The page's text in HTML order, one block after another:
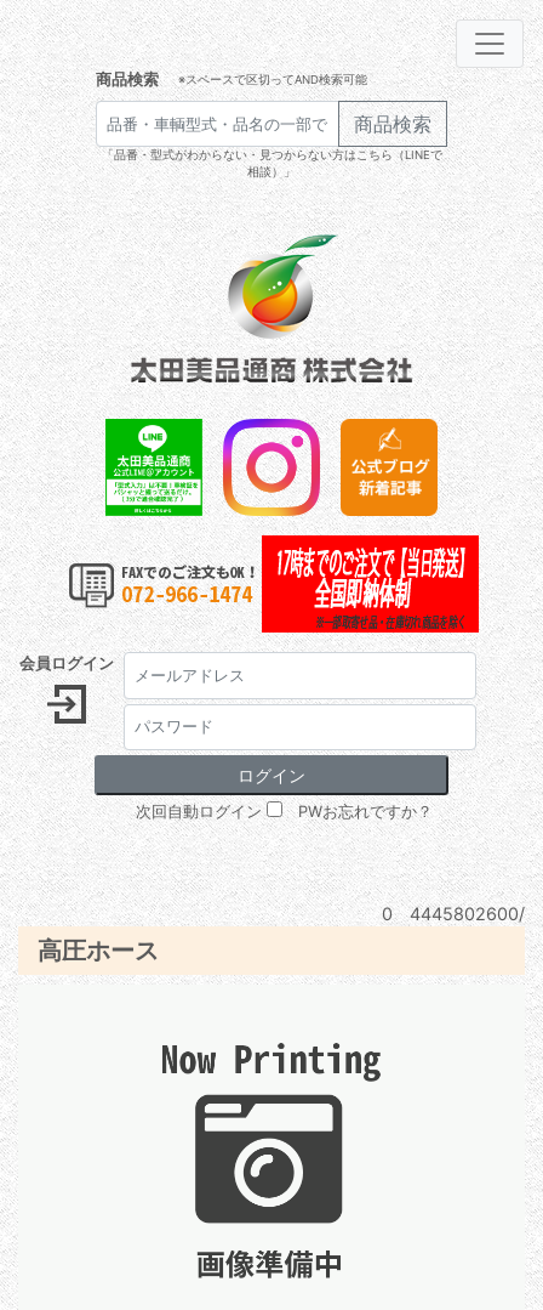
商品検索 ※スペースで区切ってAND検索可能
商品検索
「品番・型式がわからない・見つからない方はこちら（LINEで
相談）」
会員ログイン
次回自動ログイン PWお忘れですか？
0 4445802600/
高圧ホース